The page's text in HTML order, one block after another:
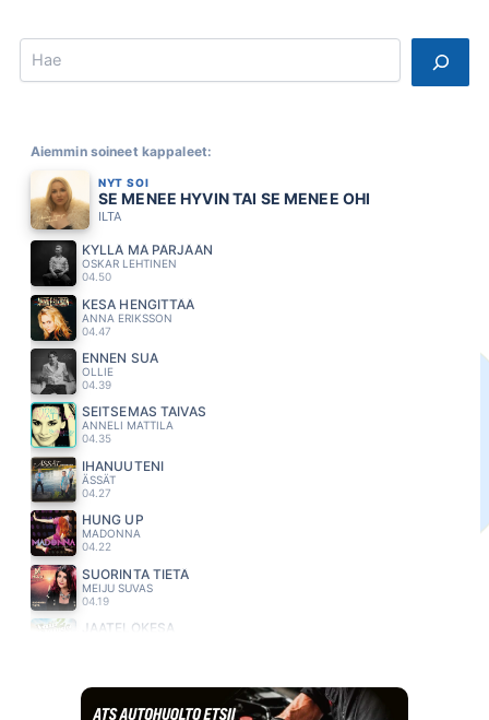
Search
Aiemmin soineet kappaleet:
NYT SOI
SE MENEE HYVIN TAI SE MENEE OHI
ILTA
KYLLÄ MÄ PÄRJÄÄN
OSKAR LEHTINEN
04.50
KESA HENGITTÄÄ
ANNA ERIKSSON
04.47
ENNEN SUA
OLLIE
04.39
SEITSEMAS TAIVAS
ANNELI MATTILA
04.35
IHANUUTENI
ÄSSÄT
04.27
HUNG UP
MADONNA
04.22
SUORINTA TIETÄ
MEIJU SUVAS
04.19
JAATELÖKESA
S.I.G
04.09